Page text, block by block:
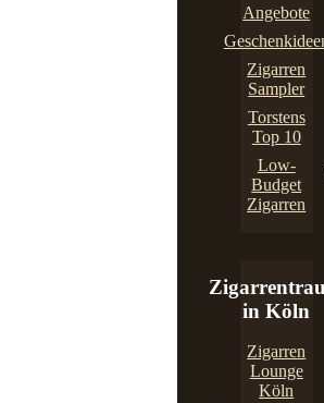
Angebote
Zigarren
Sampler
Torstens
Top 10
Low-
Budget
Zigarren
in Köln
Zigarren
Lounge
Köln